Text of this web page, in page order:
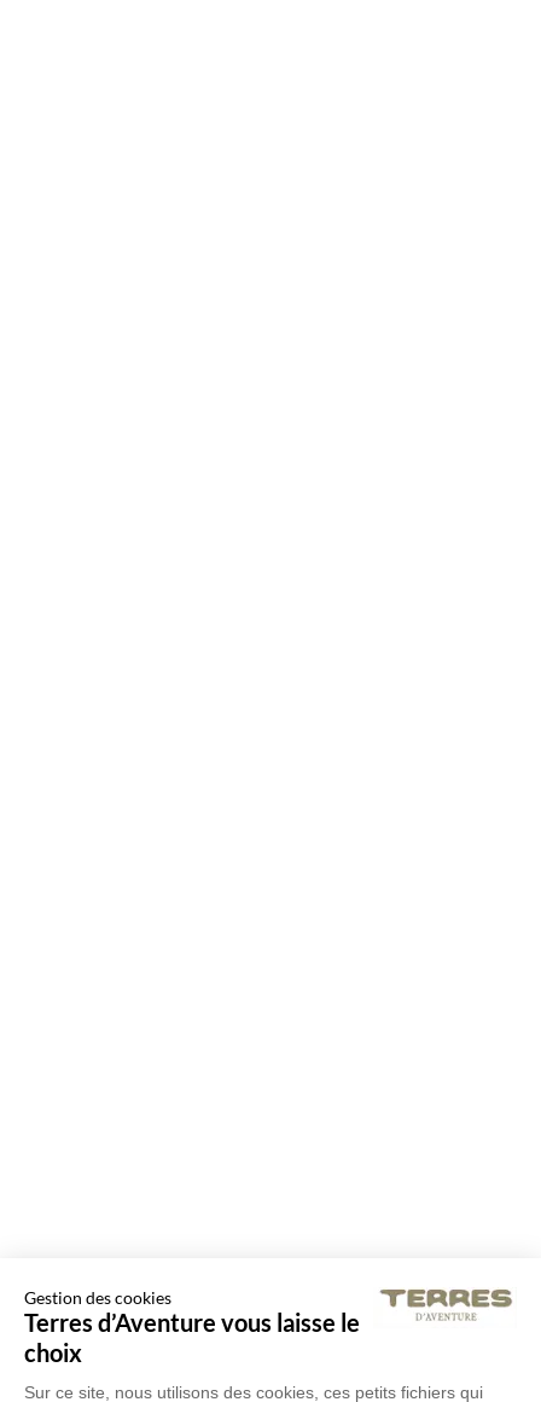
Gestion des cookies
Terres d’Aventure vous laisse le
choix
Sur ce site, nous utilisons des cookies, ces petits fichiers qui